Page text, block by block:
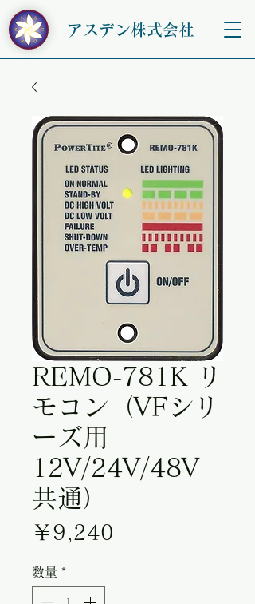
アスデン株式会社
REMO-781K リ
モコン（VFシリ
ーズ用
12V/24V/48V
共通）
￥9,240
数量 *